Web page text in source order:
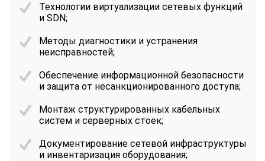
Технологии виртуализации сетевых функций
и SDN;
Методы диагностики и устранения
неисправностей;
Обеспечение информационной безопасности
и защита от несанкционированного доступа;
Монтаж структурированных кабельных
систем и серверных стоек;
Документирование сетевой инфраструктуры
и инвентаризация оборудования;